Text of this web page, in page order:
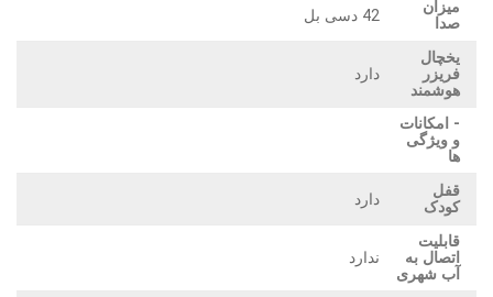
میزان
صدا
42 دسی بل
یخچال
فریزر
هوشمند
دارد
- امکانات
و ویژگی
ها
قفل
کودک
دارد
قابلیت
اتصال به
آب شهری
ندارد